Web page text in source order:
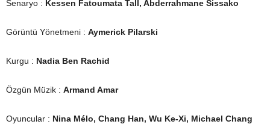
Senaryo : Kessen Fatoumata Tall, Abderrahmane Sissako
Görüntü Yönetmeni : Aymerick Pilarski
Kurgu : Nadia Ben Rachid
Özgün Müzik : Armand Amar
Oyuncular : Nina Mélo, Chang Han, Wu Ke-Xi, Michael Chang